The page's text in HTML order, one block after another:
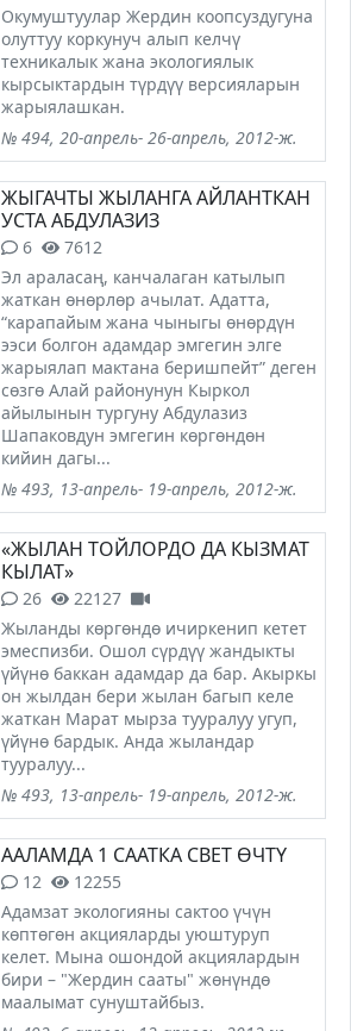
Окумуштуулар Жердин коопсуздугуна
олуттуу коркунуч алып келчү
техникалык жана экологиялык
кырсыктардын түрдүү версияларын
жарыялашкан.
№ 494, 20-апрель- 26-апрель, 2012-ж.
ЖЫГАЧТЫ ЖЫЛАНГА АЙЛАНТКАН
УСТА АБДУЛАЗИЗ
6
7612
Эл араласаң, канчалаган катылып
жаткан өнөрлөр ачылат. Адатта,
“карапайым жана чыныгы өнөрдүн
ээси болгон адамдар эмгегин элге
жарыялап мактана беришпейт” деген
сөзгө Алай районунун Кыркол
айылынын тургуну Абдулазиз
Шапаковдун эмгегин көргөндөн
кийин дагы...
№ 493, 13-апрель- 19-апрель, 2012-ж.
«ЖЫЛАН ТОЙЛОРДО ДА КЫЗМАТ
КЫЛАТ»
26
22127
Жыланды көргөндө ичиркенип кетет
эмеспизби. Ошол сүрдүү жандыкты
үйүнө баккан адамдар да бар. Акыркы
он жылдан бери жылан багып келе
жаткан Марат мырза тууралуу угуп,
үйүнө бардык. Анда жыландар
тууралуу...
№ 493, 13-апрель- 19-апрель, 2012-ж.
ААЛАМДА 1 СААТКА СВЕТ ӨЧТҮ
12
12255
Адамзат экологияны сактоо үчүн
көптөгөн акцияларды уюштуруп
келет. Мына ошондой акциялардын
бири – "Жердин сааты" жөнүндө
маалымат сунуштайбыз.